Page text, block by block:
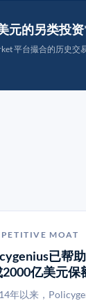
元的另类投
平台撮合的历史
MOAT
已帮
亿美元保
年以来，